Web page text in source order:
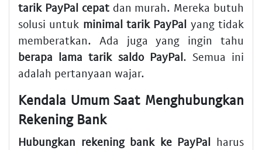
tarik PayPal cepatdan murah. Mereka butuh
solusi untuk minimal tarik PayPal yang tidak
memberatkan. Ada juga yang ingin tahu
berapa lama tarik saldo PayPal. Semua ini
adalah pertanyaan wajar.
Kendala Umum Saat Menghubungkan
Rekening Bank
Hubungkan rekening bank ke PayPal harus